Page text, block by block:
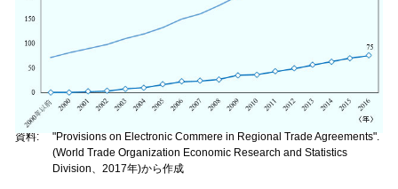
資料:
"Provisions on Electronic Commere in Regional Trade Agreements".
(World Trade Organization Economic Research and Statistics
Division、2017年)から作成